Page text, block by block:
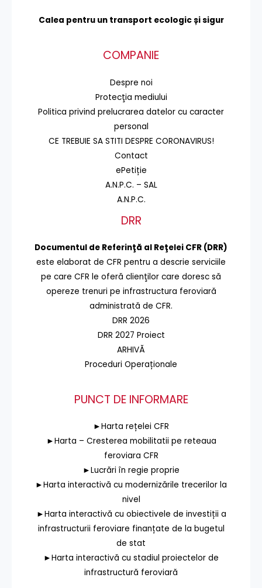
Calea pentru un transport ecologic și sigur
COMPANIE
Despre noi
Protecţia mediului
Politica privind prelucrarea datelor cu caracter
personal
CE TREBUIE SA STITI DESPRE CORONAVIRUS!
Contact
ePetiție
A.N.P.C. – SAL
A.N.P.C.
DRR
Documentul de Referinţă al Reţelei CFR (DRR)
este elaborat de CFR pentru a descrie serviciile
pe care CFR le oferă clienţilor care doresc să
opereze trenuri pe infrastructura feroviară
administrată de CFR.
DRR 2026
DRR 2027 Proiect
ARHIVĂ
Proceduri Operaționale
PUNCT DE INFORMARE
►Harta rețelei CFR
►Harta – Cresterea mobilitatii pe reteaua
feroviara CFR
►Lucrări în regie proprie
►Harta interactivă cu modernizările trecerilor la
nivel
►Harta interactivă cu obiectivele de investiții a
infrastructurii feroviare finanțate de la bugetul
de stat
►Harta interactivă cu stadiul proiectelor de
infrastructură feroviară